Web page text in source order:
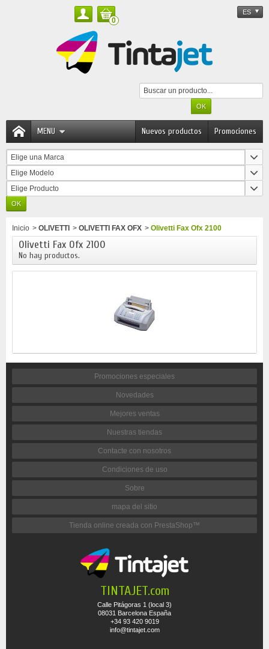
0
ES
MENU Promociones
Nuevos productos
Elige una Marca
Elige Modelo
Elige Producto
Inicio > OLIVETTI > OLIVETTI FAX OFX > Olivetti Fax Ofx 2100
Olivetti Fax Ofx 2100
No hay productos.
Promociones especiales
Novedades
Mejores ventas
Nuestras tiendas
Contacte con nosotros
Condiciones de uso
Sobre
mapa del sitio
Tienda online creada con PrestaShop™
TINTAJET.com
Calle Pitágoras 1 (local 3)
08031 Barcelona España
+34 93 420 9019
info@tintajet.com